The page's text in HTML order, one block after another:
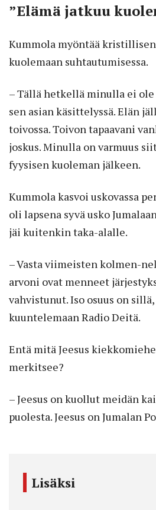
”Elämä jatkuu
Kummola myöntää
kuolemaan suhtautumisessa.
– Tällä hetkellä minulla ei
sen asian käsittelyssä. Elän
toivossa. Toivon tapaavani
joskus. Minulla on varmuus
fyysisen kuoleman jälkeen.
Kummola kasvoi uskovassa
oli lapsena syvä usko
jäi kuitenkin taka-alalle.
– Vasta viimeisten kolmen-
arvoni ovat menneet
vahvistunut. Iso osuus on
kuuntelemaan Radio Deitä.
Entä mitä Jeesus
merkitsee?
– Jeesus on kuollut meidän
puolesta. Jeesus on Jumalan
Lisäksi